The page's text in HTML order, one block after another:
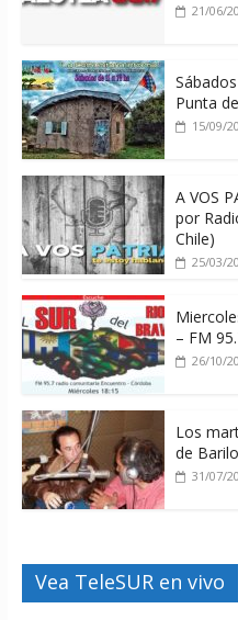
21/06/
Punta
15/09/
A VOS
por
Chile)
25/03/
– FM
26/10/
Los
de
31/07/
Vea TeleSUR en vivo